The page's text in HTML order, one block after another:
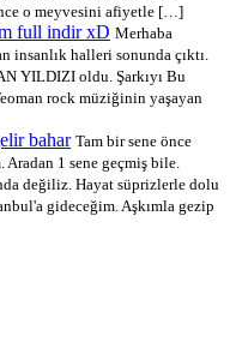
o meyvesini afiyetle […]
full indir xD Merhaba
insanlık halleri sonunda çıktı.
YILDIZI oldu. Şarkıyı Bu
rock müziğinin yaşayan
bahar Tam bir sene önce
Aradan 1 sene geçmiş bile.
değiliz. Hayat süprizlerle dolu
gideceğim. Aşkımla gezip